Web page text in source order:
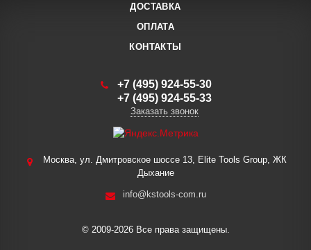
ДОСТАВКА
ОПЛАТА
КОНТАКТЫ
+7 (495) 924-55-30
+7 (495) 924-55-33
Заказать звонок
Москва, ул. Дмитровское шоссе 13, Elite Tools Group, ЖК
Дыхание
info@kstools-com.ru
© 2009-2026 Все права защищены.